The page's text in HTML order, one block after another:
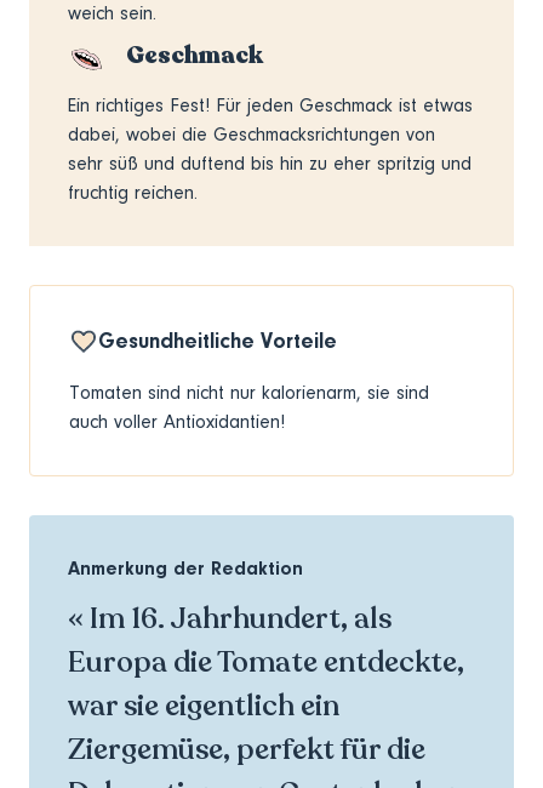
weich sein.
Geschmack
Ein richtiges Fest! Für jeden Geschmack ist etwas
dabei, wobei die Geschmacksrichtungen von
sehr süß und duftend bis hin zu eher spritzig und
fruchtig reichen.
Gesundheitliche Vorteile
Tomaten sind nicht nur kalorienarm, sie sind
auch voller Antioxidantien!
Anmerkung der Redaktion
« Im 16. Jahrhundert, als
Europa die Tomate entdeckte,
war sie eigentlich ein
Ziergemüse, perfekt für die